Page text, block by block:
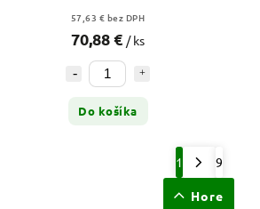
57,63 € bez DPH
70,88 € / ks
Do košíka
1 9
Hore